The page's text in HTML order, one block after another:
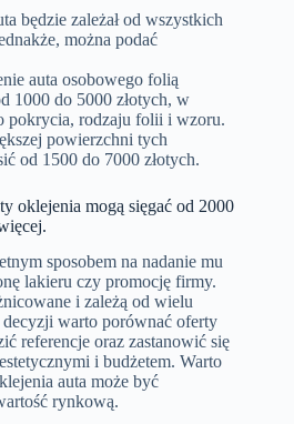
będzie zależał od wszystkich
można podać
auta osobowego folią
1000 do 5000 złotych, w
pokrycia, rodzaju folii i wzoru.
powierzchni tych
od 1500 do 7000 złotych.
oklejenia mogą sięgać od 2000
sposobem na nadanie mu
lakieru czy promocję firmy.
i zależą od wielu
warto porównać oferty
referencje oraz zastanowić się
i budżetem. Warto
auta może być
rynkową.